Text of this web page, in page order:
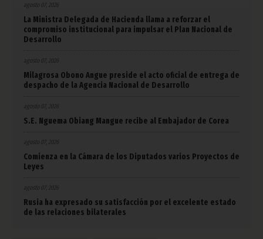
agosto 07, 2026
La Ministra Delegada de Hacienda llama a reforzar el
compromiso institucional para impulsar el Plan Nacional de
Desarrollo
agosto 07, 2026
Milagrosa Obono Angue preside el acto oficial de entrega de
despacho de la Agencia Nacional de Desarrollo
agosto 07, 2026
S.E. Nguema Obiang Mangue recibe al Embajador de Corea
agosto 07, 2026
Comienza en la Cámara de los Diputados varios Proyectos de
Leyes
agosto 07, 2026
Rusia ha expresado su satisfacción por el excelente estado
de las relaciones bilaterales